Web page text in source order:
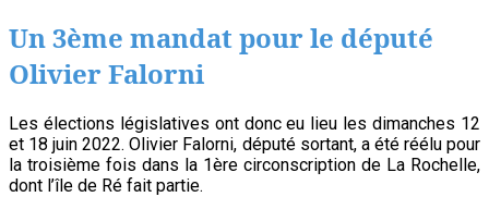
Un 3ème mandat pour le député
Olivier Falorni
Les élections législatives ont donc eu lieu les dimanches 12
et 18 juin 2022. Olivier Falorni, député sortant, a été réélu pour
la troisième fois dans la 1ère circonscription de La Rochelle,
dont l’île de Ré fait partie.